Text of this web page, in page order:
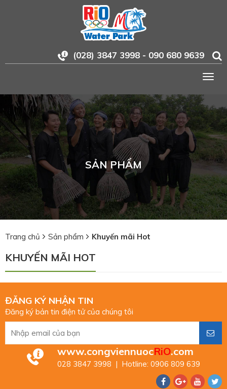
(028) 3847 3998 - 090 680 9639
SẢN PHẨM
Trang chủ Sản phẩm Khuyến mãi Hot
KHUYẾN MÃI HOT
ĐĂNG KÝ NHẬN TIN
Đăng ký bản tin điện tử của chúng tôi
www.congviennuocRiO.com
028 3847 3998 | Hotline: 0906 809 639